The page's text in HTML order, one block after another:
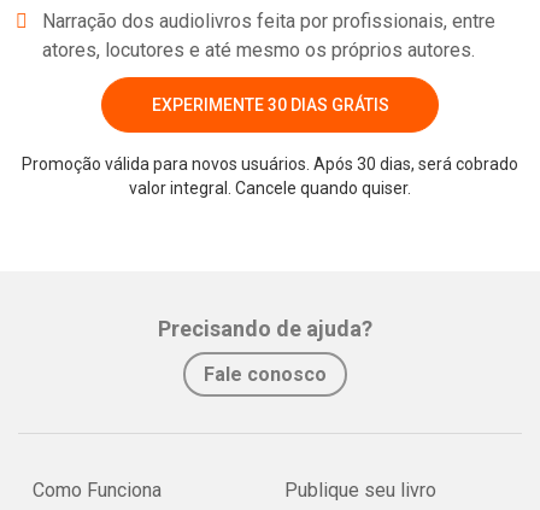
Narração dos audiolivros feita por profissionais, entre
atores, locutores e até mesmo os próprios autores.
EXPERIMENTE 30 DIAS GRÁTIS
Promoção válida para novos usuários. Após 30 dias, será cobrado
valor integral. Cancele quando quiser.
Precisando de ajuda?
Fale conosco
Como Funciona
Publique seu livro